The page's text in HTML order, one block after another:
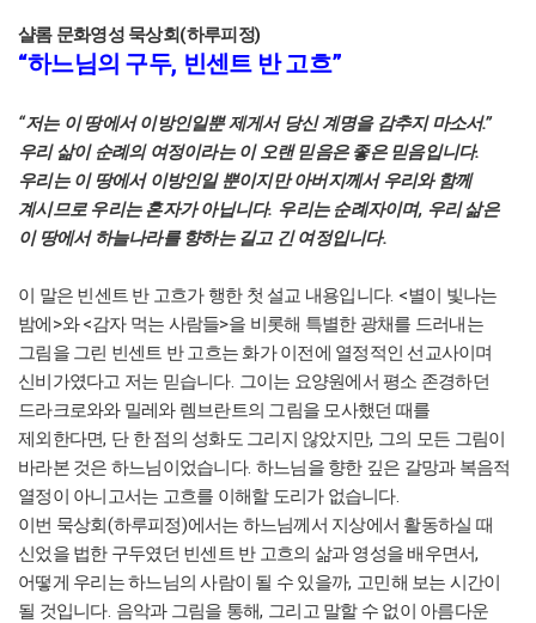
샬롬 문화영성 묵상회(하루피정)
“하느님의 구두, 빈센트 반 고흐”
“저는 이 땅에서 이방인일뿐 제게서 당신 계명을 감추지 마소서.”
우리 삶이 순례의 여정이라는 이 오랜 믿음은 좋은 믿음입니다.
우리는 이 땅에서 이방인일 뿐이지만 아버지께서 우리와 함께
계시므로 우리는 혼자가 아닙니다. 우리는 순례자이며, 우리 삶은
이 땅에서 하늘나라를 향하는 길고 긴 여정입니다.
이 말은 빈센트 반 고흐가 행한 첫 설교 내용입니다. <별이 빛나는
밤에 >와<감자 먹는 사람들>을 비롯해 특별한 광채를 드러내는
그림을 그린 빈센트 반 고흐는 화가 이전에 열정적인 선교사이며
신비가였다고 저는 믿습니다. 그이는 요양원에서 평소 존경하던
드라크로와와 밀레와 렘브란트의 그림을 모사했던 때를
제외한다면, 단 한 점의 성화도 그리지 않았지만, 그의 모든 그림이
바라본 것은 하느님이었습니다. 하느님을 향한 깊은 갈망과 복음적
열정이 아니고서는 고흐를 이해할 도리가 없습니다.
이번 묵상회 (하루피정)에서는 하느님께서 지상에서 활동하실 때
신었을 법한 구두였던 빈센트 반 고흐의 삶과 영성을 배우면서,
어떻게 우리는 하느님의 사람이 될 수 있을까, 고민해 보는 시간이
될 것입니다. 음악과 그림을 통해, 그리고 말할 수 없이 아름다운